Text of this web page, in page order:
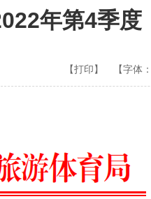
年第4季度
【打印】 【字体：